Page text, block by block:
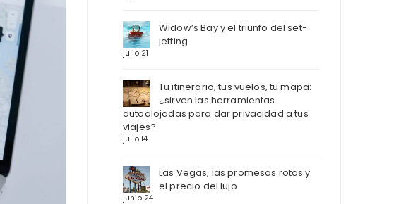
Widow’s Bay y el triunfo del set-
jetting
julio 21
Tu itinerario, tus vuelos, tu mapa:
¿sirven las herramientas
autoalojadas para dar privacidad a tus
viajes?
julio 14
Las Vegas, las promesas rotas y
el precio del lujo
junio 24